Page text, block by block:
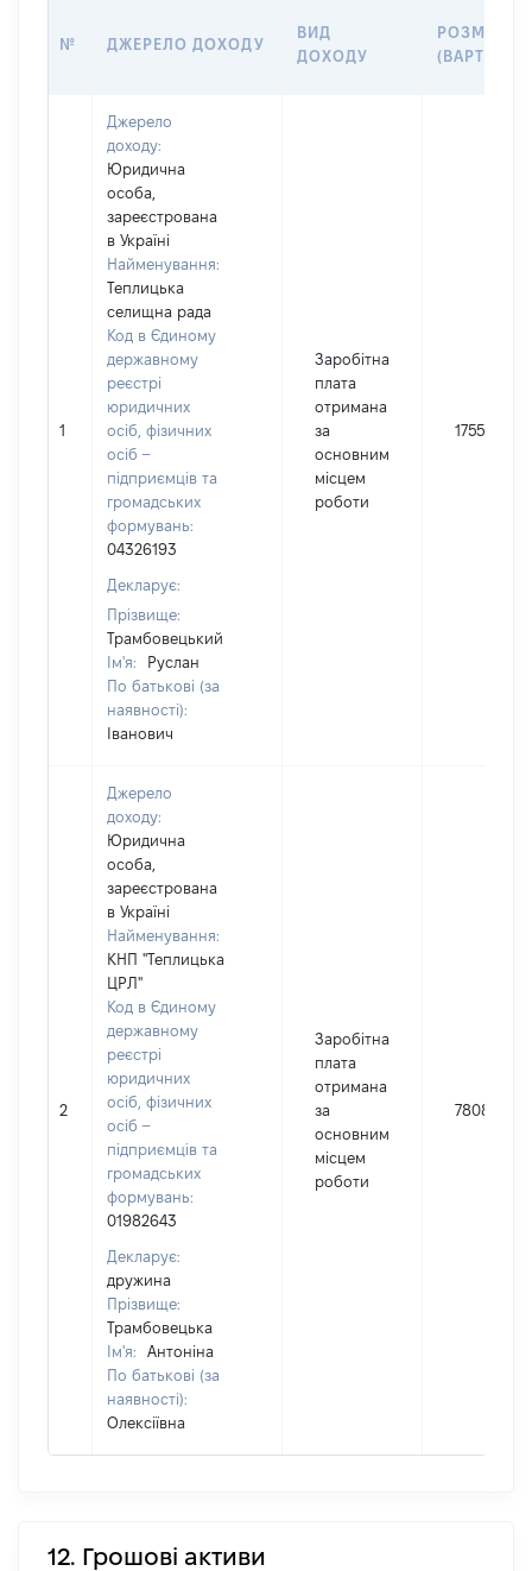
№ ДЖЕРЕЛО ДОХОДУ
ВИД
ДОХОДУ
РОЗМІР
(ВАРТІСТЬ)
1
Джерело
доходу:
Юридична
особа,
зареєстрована
в Україні
Найменування:
Теплицька
селищна рада
Код в Єдиному
державному
реєстрі
юридичних
осіб, фізичних
осіб –
підприємців та
громадських
формувань:
04326193
Декларує:
Прізвище:
Трамбовецький
Ім'я:
Руслан
По батькові (за
наявності):
Іванович
Заробітна
плата
отримана
за
основним
місцем
роботи
175548
2
Джерело
доходу:
Юридична
особа,
зареєстрована
в Україні
Найменування:
КНП "Теплицька
ЦРЛ"
Код в Єдиному
державному
реєстрі
юридичних
осіб, фізичних
осіб –
підприємців та
громадських
формувань:
01982643
Декларує:
дружина
Прізвище:
Трамбовецька
Ім'я:
Антоніна
По батькові (за
наявності):
Олексіївна
Заробітна
плата
отримана
за
основним
місцем
роботи
78087
12. Грошові активи